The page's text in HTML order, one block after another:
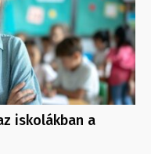
iskolákban a